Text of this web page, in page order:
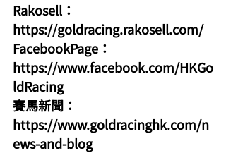
Rakosell：
https://goldracing.rakosell.com/
FacebookPage：
https://www.facebook.com/HKGo
ldRacing
賽馬新聞：
https://www.goldracinghk.com/n
ews-and-blog